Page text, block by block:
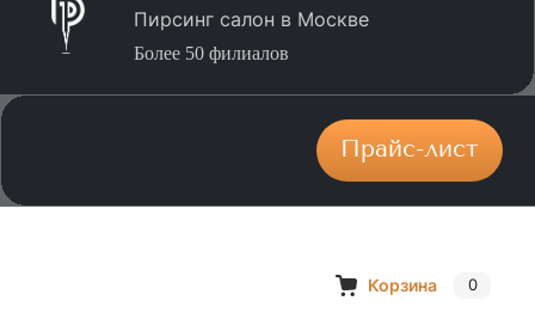
Пирсинг салон в Москве
Более 50 филиалов
Прайс-лист
Корзина 0